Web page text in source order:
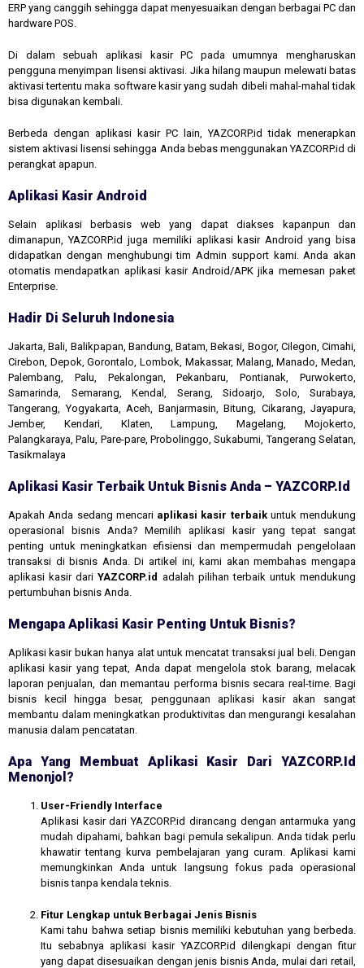
ERP yang canggih sehingga dapat menyesuaikan dengan berbagai PC dan
hardware POS.
Di dalam sebuah aplikasi kasir PC pada umumnya mengharuskan
pengguna menyimpan lisensi aktivasi. Jika hilang maupun melewati batas
aktivasi tertentu maka software kasir yang sudah dibeli mahal-mahal tidak
bisa digunakan kembali.
Berbeda dengan aplikasi kasir PC lain, YAZCORP.id tidak menerapkan
sistem aktivasi lisensi sehingga Anda bebas menggunakan YAZCORP.id di
perangkat apapun.
Aplikasi Kasir Android
Selain aplikasi berbasis web yang dapat diakses kapanpun dan
dimanapun, YAZCORP.id juga memiliki aplikasi kasir Android yang bisa
didapatkan dengan menghubungi tim Admin support kami. Anda akan
otomatis mendapatkan aplikasi kasir Android/APK jika memesan paket
Enterprise.
Hadir Di Seluruh Indonesia
Jakarta, Bali, Balikpapan, Bandung, Batam, Bekasi, Bogor, Cilegon, Cimahi,
Cirebon, Depok, Gorontalo, Lombok, Makassar, Malang, Manado, Medan,
Palembang, Palu, Pekalongan, Pekanbaru, Pontianak, Purwokerto,
Samarinda, Semarang, Kendal, Serang, Sidoarjo, Solo, Surabaya,
Tangerang, Yogyakarta, Aceh, Banjarmasin, Bitung, Cikarang, Jayapura,
Jember, Kendari, Klaten, Lampung, Magelang, Mojokerto,
Palangkaraya, Palu, Pare-pare, Probolinggo, Sukabumi, Tangerang Selatan,
Tasikmalaya
Aplikasi Kasir Terbaik Untuk Bisnis Anda – YAZCORP.id
Apakah Anda sedang mencari aplikasi kasir terbaikuntuk mendukung
operasional bisnis Anda? Memilih aplikasi kasir yang tepat sangat
penting untuk meningkatkan efisiensi dan mempermudah pengelolaan
transaksi di bisnis Anda. Di artikel ini, kami akan membahas mengapa
aplikasi kasir dariYAZCORP.id adalah pilihan terbaik untuk mendukung
pertumbuhan bisnis Anda.
Mengapa Aplikasi Kasir Penting Untuk Bisnis?
Aplikasi kasir bukan hanya alat untuk mencatat transaksi jual beli. Dengan
aplikasi kasir yang tepat, Anda dapat mengelola stok barang, melacak
laporan penjualan, dan memantau performa bisnis secara real-time. Bagi
bisnis kecil hingga besar, penggunaan aplikasi kasir akan sangat
membantu dalam meningkatkan produktivitas dan mengurangi kesalahan
manusia dalam pencatatan.
Apa Yang Membuat Aplikasi Kasir Dari YAZCORP.id
Menonjol?
User-Friendly Interface
Aplikasi kasir dari YAZCORP.id dirancang dengan antarmuka yang
mudah dipahami, bahkan bagi pemula sekalipun. Anda tidak perlu
khawatir tentang kurva pembelajaran yang curam. Aplikasi kami
memungkinkan Anda untuk langsung fokus pada operasional
bisnis tanpa kendala teknis.
Fitur Lengkap untuk Berbagai Jenis Bisnis
Kami tahu bahwa setiap bisnis memiliki kebutuhan yang berbeda.
Itu sebabnya aplikasi kasir YAZCORP.id dilengkapi dengan fitur
yang dapat disesuaikan dengan jenis bisnis Anda, mulai dari retail,